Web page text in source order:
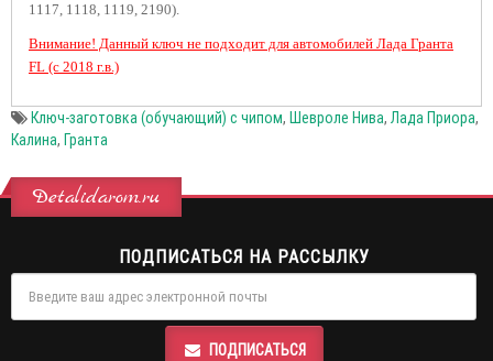
1117, 1118, 1119, 2190).
Внимание! Данный ключ не подходит для автомобилей Лада Гранта
FL (с 2018 г.в.)
Ключ-заготовка (обучающий) с чипом, Шевроле Нива, Лада Приора,
Калина, Гранта
Detalidarom.ru
ПОДПИСАТЬСЯ НА РАССЫЛКУ
ПОДПИСАТЬСЯ